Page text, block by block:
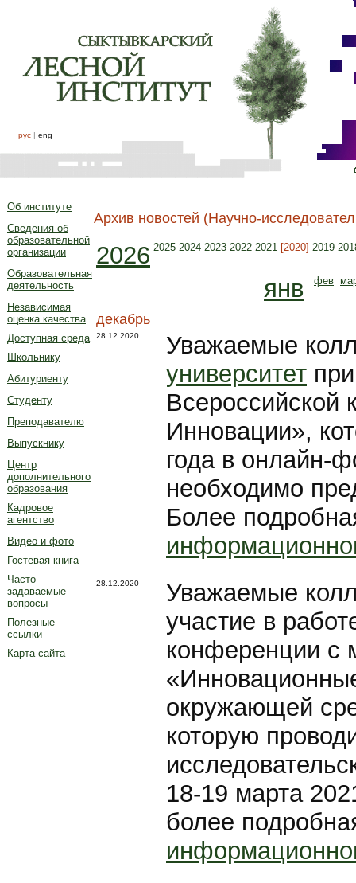
рус | eng
Об институте
Сведения об
образовательной
организации
Образовательная
деятельность
Независимая
оценка качества
Доступная среда
Школьнику
Абитуриенту
Студенту
Преподавателю
Выпускнику
Центр
дополнительного
образования
Кадровое
агентство
Видео и фото
Гостевая книга
Часто
задаваемые
вопросы
Полезные
ссылки
Карта сайта
Архив новостей (Научно-
2026 2025 2024 2023 2022 2021 [2020] 2019
янв фев
декабрь
28.12.2020
Уважаемые
университет
Инновации»,
года в онлайн-
необходимо
Более
28.12.2020
Уважаемые
участие в
конференции с
окружающей
которую
18-19 марта
более